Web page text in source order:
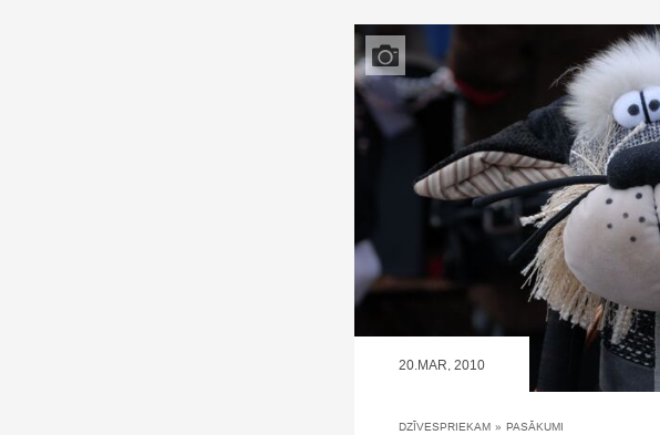
20.MAR, 2010
DZĪVESPRIEKAM » PASĀKUMI